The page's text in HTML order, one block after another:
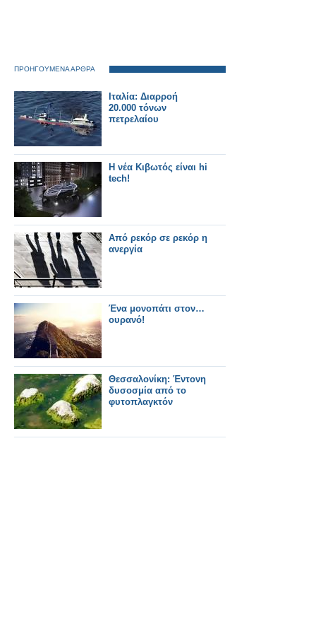
ΠΡΟΗΓΟΥΜΕΝΑ ΑΡΘΡΑ
Ιταλία: Διαρροή
20.000 τόνων
πετρελαίου
Η νέα Κιβωτός είναι hi
tech!
Από ρεκόρ σε ρεκόρ η
ανεργία
Ένα μονοπάτι στον…
ουρανό!
Θεσσαλονίκη: Έντονη
δυσοσμία από το
φυτοπλαγκτόν